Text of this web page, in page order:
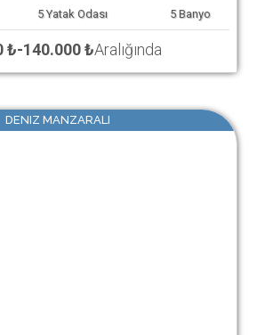
5 Yatak Odası 5 Banyo
₺-140.000 ₺Aralığında
DENIZ MANZARALI